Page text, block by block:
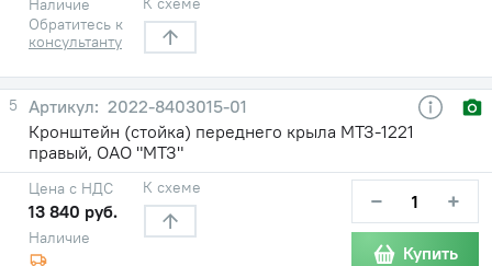
Наличие
Обратитесь к
консультанту
5
2022-8403015-01
Кронштейн (стойка) переднего крыла МТЗ-1221
правый, ОАО "МТЗ"
Наличие
Цена с НДС
13 840 руб.
К схеме − +
Купить